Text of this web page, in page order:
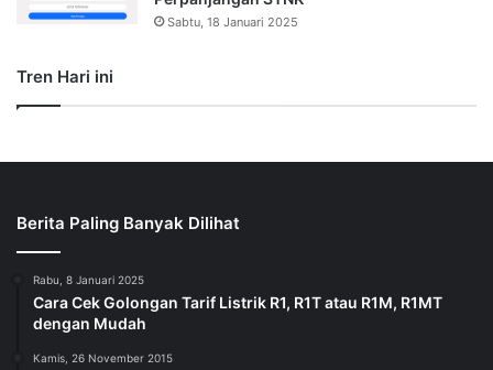
Sabtu, 18 Januari 2025
Tren Hari ini
Berita Paling Banyak Dilihat
Rabu, 8 Januari 2025
Cara Cek Golongan Tarif Listrik R1, R1T atau R1M, R1MT
dengan Mudah
Kamis, 26 November 2015